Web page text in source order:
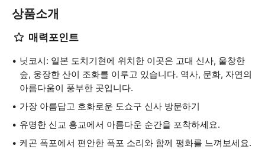
상품소개
매력포인트
닛코시: 일본 도치기현에 위치한 이곳은 고대 신사, 울창한
숲, 웅장한 산이 조화를 이루고 있습니다. 역사, 문화, 자연의
아름다움이 풍부한 곳입니다.
가장 아름답고 호화로운 도쇼구 신사 방문하기
유명한 신교 홍교에서 아름다운 순간을 포착하세요.
케곤 폭포에서 편안한 폭포 소리와 함께 평화를 느껴보세요.